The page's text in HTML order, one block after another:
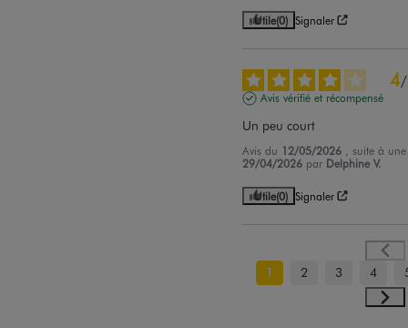
Utile(0) Signaler
4/
Avis vérifié et récompensé
Un peu court
Avis du 12/05/2026
, suite à
29/04/2026 par Delphine V.
Utile(0) Signaler
1 2 3 4